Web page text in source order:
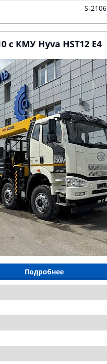
S-2106
с КМУ Hyva HST12 E4
Подробнее